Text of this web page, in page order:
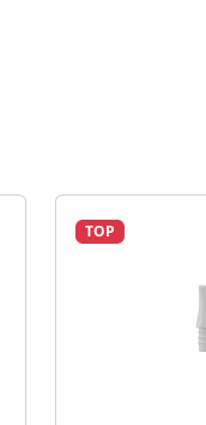
TOP